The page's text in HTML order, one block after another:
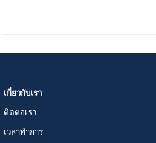
เกี่ยวกับเรา
ติดต่อเรา
เวลาทำการ